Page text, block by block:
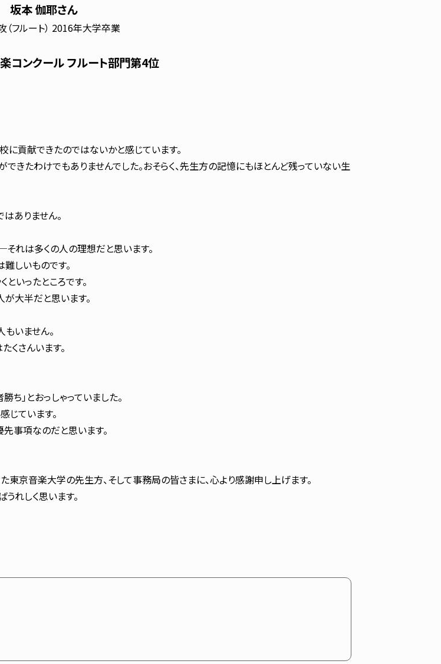
坂本 伽耶さん
（フルート） 2016年大学卒業
コンクール フルート部門第4位
に貢献できたのではないかと感じています。
きたわけでもありませんでした。おそらく、先生方の記憶にもほとんど残っていない生
ありません。
れは多くの人の理想だと思います。
しいものです。
いったところです。
大半だと思います。
いません。
くさんいます。
」とおっしゃっていました。
じています。
事項なのだと思います。
京音楽大学の先生方、そして事務局の皆さまに、心より感謝申し上げます。
れしく思います。